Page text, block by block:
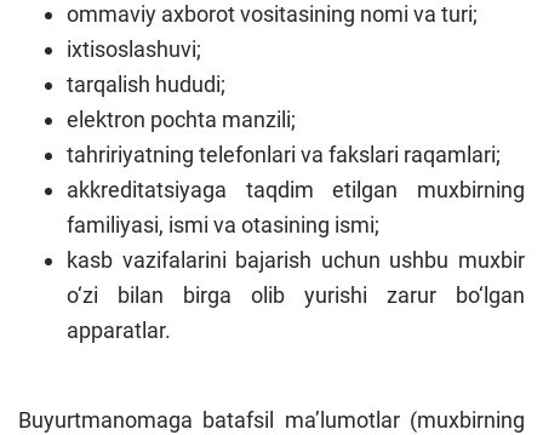
ommaviy axborot vositasining nomi va turi;
ixtisoslashuvi;
tarqalish hududi;
elektron pochta manzili;
tahririyatning telefonlari va fakslari raqamlari;
akkreditatsiyaga taqdim etilgan muxbirning
familiyasi, ismi va otasining ismi;
kasb vazifalarini bajarish uchun ushbu muxbir
o‘zi bilan birga olib yurishi zarur bo‘lgan
apparatlar.
Buyurtmanomaga batafsil ma’lumotlar (muxbirning